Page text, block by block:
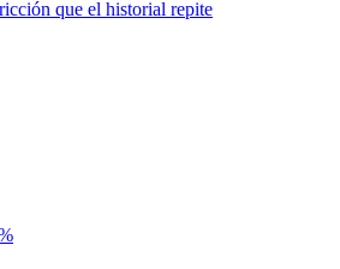
que el historial repite